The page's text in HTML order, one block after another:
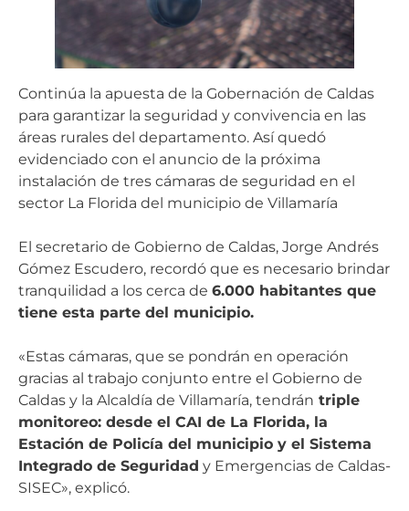
Continúa la apuesta de la Gobernación de Caldas
para garantizar la seguridad y convivencia en las
áreas rurales del departamento. Así quedó
evidenciado con el anuncio de la próxima
instalación de tres cámaras de seguridad en el
sector La Florida del municipio de Villamaría
El secretario de Gobierno de Caldas, Jorge Andrés
Gómez Escudero, recordó que es necesario brindar
tranquilidad a los cerca de 6.000 habitantes que
tiene esta parte del municipio.
«Estas cámaras, que se pondrán en operación
gracias al trabajo conjunto entre el Gobierno de
Caldas y la Alcaldía de Villamaría, tendrán triple
monitoreo: desde el CAI de La Florida, la
Estación de Policía del municipio y el Sistema
Integrado de Seguridad y Emergencias de Caldas-
SISEC», explicó.